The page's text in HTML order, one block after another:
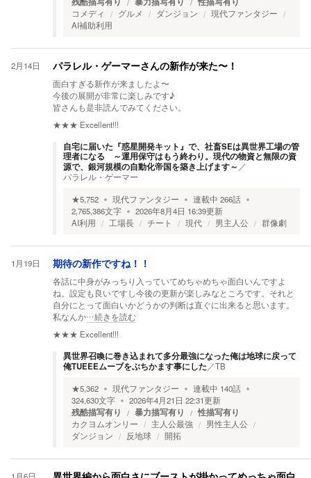
コメディ グルメ ダンジョン
現代ファンタジー
AI補助利用
2月14日 パラレル・ゲーマーさんの新作が来た〜！
面白すぎる新作が来ましたよ〜
今後の展開が非常に楽しみです♪
皆さんも是非読んでみてください。
★★★ Excellent!!!
自宅に届いた『惑星開発キット』で、社畜SEは異世界工場の管
理者になる ～運用保守はもう終わり。現代の物資と無限の資
源で、銀河規模の自動化帝国を築き上げます～ ／
パラレル・ゲーマー
★5,752 現代ファンタジー 連載中 266話
2,765,386文字 2026年8月4日 16:39更新
AI利用
工場長 チート 現代 男主人公 群像劇
1月19日 期待の新作ですね！！
各話に中身がみっちり入っていてめちゃめちゃ面白いんですよ
ね。設定も良いですし今後の更新が楽しみなところです。それと
自分にとって面白いかどうかの判断は直ぐに出来ると思います。
私なんか…続きを読む
★★★ Excellent!!!
異世界召喚に巻き込まれて多分最強になった俺は地球に戻って
俺TUEEEムーブをぶちかます事にした ／TB
★5,362 現代ファンタジー 連載中 140話
324,630文字 2026年4月21日 22:31更新
残酷描写有り 暴力描写有り 性描写有り
カクヨムオンリー 主人公最強
男性主人公
ダンジョン
反地球 開拓